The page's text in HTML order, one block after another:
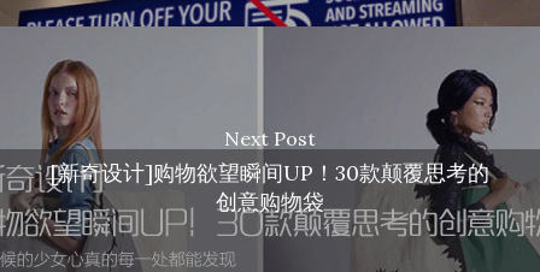
Next Post
[新奇设计]购物欲望瞬间UP！30款颠覆思考的
创意购物袋